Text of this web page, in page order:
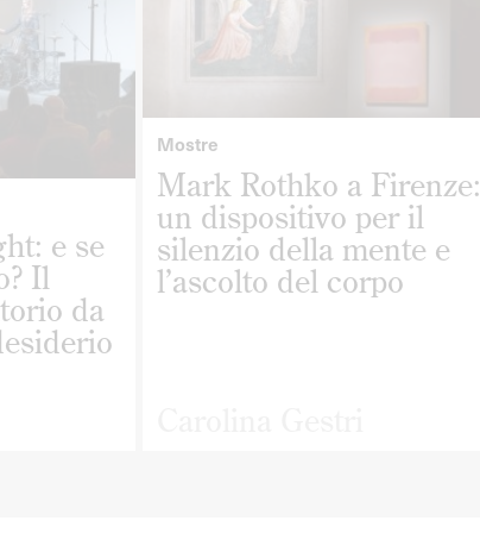
e se
Il
da
Mostre
Mark Rothko a Firenze:
un dispositivo per il
silenzio della mente e
l’ascolto del corpo